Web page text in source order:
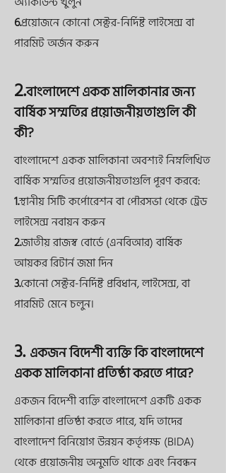
6.প্রয়োজনে কোনো সেক্টর-নির্দিষ্ট লাইসেন্স বা
পারমিট অর্জন করুন
2.বাংলাদেশে একক মালিকানার জন্য
বার্ষিক সম্মতির প্রয়োজনীয়তাগুলি কী
কী?
বাংলাদেশে একক মালিকানা অবশ্যই নিম্নলিখিত
বার্ষিক সম্মতির প্রয়োজনীয়তাগুলি পূরণ করবে:
1.স্থানীয় সিটি কর্পোরেশন বা পৌরসভা থেকে ট্রেড
লাইসেন্স নবায়ন করুন
2.জাতীয় রাজস্ব বোর্ডে (এনবিআর) বার্ষিক
আয়কর রিটার্ন জমা দিন
3.কোনো সেক্টর-নির্দিষ্ট প্রবিধান, লাইসেন্স, বা
পারমিট মেনে চলুন।
3.একজন বিদেশী ব্যক্তি কি বাংলাদেশে
একক মালিকানা প্রতিষ্ঠা করতে পারে?
একজন বিদেশী ব্যক্তি বাংলাদেশে একটি একক
মালিকানা প্রতিষ্ঠা করতে পারে, যদি তাদের
বাংলাদেশ বিনিয়োগ উন্নয়ন কর্তৃপক্ষ (BIDA)
থেকে প্রয়োজনীয় অনুমতি থাকে এবং নিবন্ধন